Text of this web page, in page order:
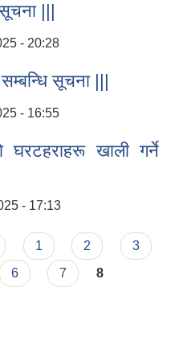
|||
- 20:28
सूचना |||
- 16:55
घरटहराहरू खाली गर्ने
- 17:13
1 2
3
6 7 8